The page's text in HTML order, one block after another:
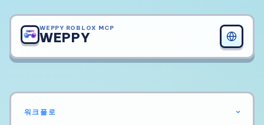
WEPPY ROBLOX MCP
WEPPY
워크플로 ›